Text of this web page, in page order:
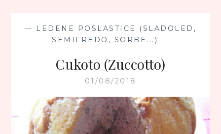
—
LEDENE POSLASTICE (SLADOLED,
SEMIFREDO, SORBE...) —
Cukoto (Zuccotto)
01/08/2018